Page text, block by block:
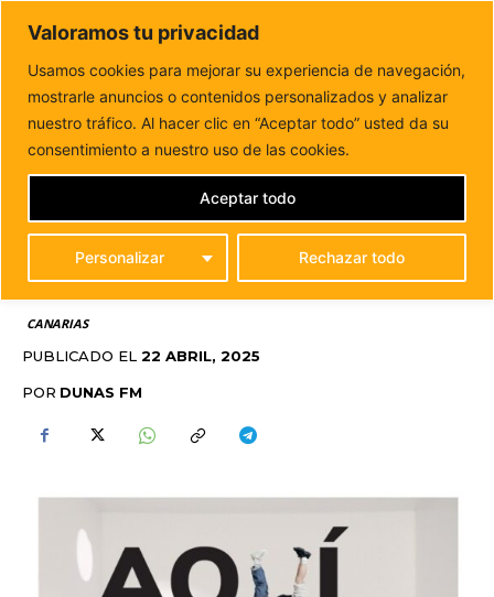
Valoramos tu privacidad
Usamos cookies para mejorar su experiencia de navegación,
mostrarle anuncios o contenidos personalizados y analizar
nuestro tráfico. Al hacer clic en “Aceptar todo” usted da su
consentimiento a nuestro uso de las cookies.
Personalizar Rechazar todo
Aceptar todo
DUNAS FM
Tu informacion de forma cercana
Inicio CANARIAS
Últimos días para inscribirse en la
Escuela de Arte Fuerteventura
ÚLTIMOS DÍAS PARA
INSCRIBIRSE EN LA
ESCUELA DE ARTE
FUERTEVENTURA
CANARIAS
PUBLICADO EL 22 ABRIL, 2025
POR DUNAS FM